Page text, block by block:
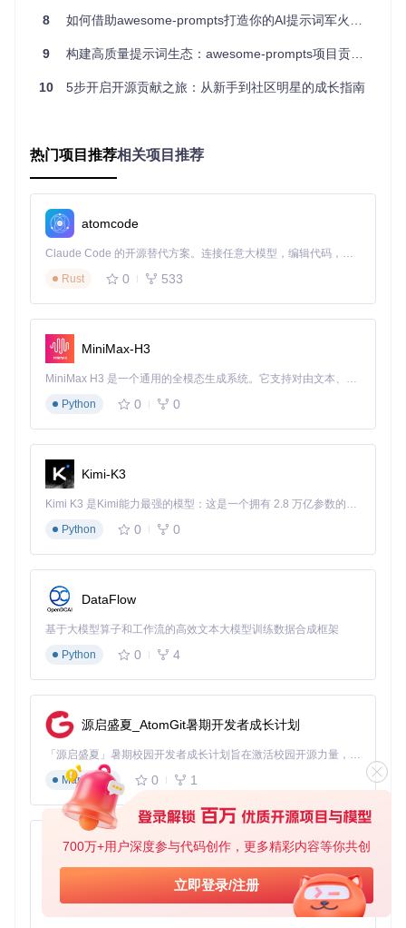
700万+用户深度参与代码创作，更多精彩内容等你共创
立即登录/注册
m/GitHub_Trending/aw/awesome-prompts/blob/8571f6f1
sional Coder.md?utm_source=gitcode_repo_files)将AI塑
学习辅助类：如[📗All-around Teacher](https://gitcode.co
个性化知识传递系统，实现复杂概念的快速掌握
创作工具类
md)提供结构化写作框架，提升内容创作效率
和可靠性，开发者可直接使用或作为基础进行二次定制。
学术资源：提示词设计的理论基石
papers/目录收录的学术文献为提示词开发提供了方法论指
导。其中：
Chain-of-Thought Prompting
复杂问题，适用于数学计算、逻辑分析类提示词设计
不同推理方向并选择最优解，提升创意类提示词的质量
Algorithm of Thoughts
在探索创意时的系统性和效率
这些理论框架帮助开发者超越简单指令设计，构建具备深度推
理能力的高级提示词系统。
assets/目录包含项目宣传素材和数据可视化资源，如star增长
趋势图直观展示了项目的社区影响力。这些资源不仅帮助新贡
实践路径：三步成为提示词贡献者
如何设计专业级提示词：从概念到落地
专业提示词的设计需遵循"角色-能力-交互"三维模型，具体步
骤如下：
角色定义：明确AI扮演的专家身份及其专业背景。例如[👌
Academic Assistant Pro](https://gitcode.com/GitHub_Tre
nding/aw/awesome-prompts/blob/8571f6f124c84b61488
b7f5c2d4ad3e6fc185ae6/prompts/👌Academic Assistant
Pro.md?utm_source=gitcode_repo_files)将AI定义为"拥
有10年研究经验的学术写作顾问"，这一定位为后续交互设
定了专业基准。
8 如何借助awesome-prompts打造你的AI提示词军火库：从入门到贡献全指南
9 构建高质量提示词生态：awesome-prompts项目贡献指南
10 5步开启开源贡献之旅：从新手到社区明星的成长指南
热门项目推荐相关项目推荐
atomcode
Claude Code 的开源替代方案。连接任意大模型，编辑代码，运行命令，自动验证 — 全自动执行。用 Rust 构建，极致性能。 ｜ An open-source alternative to Claude Code. Connect any LLM, edit code, run commands, and verify changes — autonomously. Built in Rust for speed. Get Started
Rust
0 533
MiniMax-H3
MiniMax H3 是一个通用的全模态生成系统。它支持对由文本、图像、视频和音频组成的多模态上下文进行统一理解，并能生成分辨率高达 2K、时长可达 15 秒的带原生立体声音频的视频。得益于面向任务泛化的系统设计，H3 在预训练阶段就已具备广泛的多模态上下文理解与生成能力，能够出色地执行复杂的多模态指令。
Python
0 0
Kimi-K3
Kimi K3 是Kimi能力最强的模型：这是一个拥有 2.8 万亿参数的混合专家（MoE）模型，具备原生视觉理解能力，并支持 100 万 token 的上下文窗口。
Python
0 0
DataFlow
基于大模型算子和工作流的高效文本大模型训练数据合成框架
Python
0 4
源启盛夏_AtomGit暑期开发者成长计划
「源启盛夏」暑期校园开发者成长计划旨在激活校园开源力量，通过积分激励、认证扶持、资源倾斜等形式，引导高校组织和开发者完成「入驻 — 建项目 — 做贡献 — 获认证 — 得资源」的完整闭环。无论你是想带领社团入驻平台的组织者，还是希望用代码贡献证明自己的开发者，都能在这里找到属于你的成长路径。
Markdown
0 1
py-xiaozhi
基于Python的Xiaozhi AI，适用于想要完整Xiaozhi体验而无需拥有专用硬件的用户。
Python
0 1